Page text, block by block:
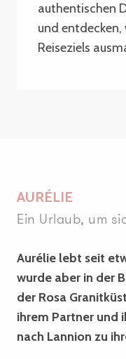
authentischen
und entdecken,
Reiseziels
AURÉLIE
Ein Urlaub, um
Aurélie lebt seit
wurde aber in der
der Rosa
ihrem Partner und
nach Lannion zu